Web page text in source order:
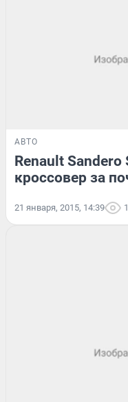
АВТО
Renault Sandero
кроссовер за
21 января, 2015, 14:39